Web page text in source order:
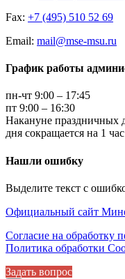
Fax: +7 (495) 510 52 69
Email: mail@mse-msu.ru
График работы
пн-чт 9:00 – 17:45
пт 9:00 – 16:30
Накануне праздничных
дня сокращается на 1 час
Нашли ошибку
Выделите текст с
Официальный сайт
Согласие на обработку
Политика обработки
Задать вопрос